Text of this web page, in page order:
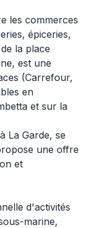
les commerces
épiceries,
la place
est une
(Carrefour,
en
et sur la
La Garde, se
une offre
et
d'activités
marine,